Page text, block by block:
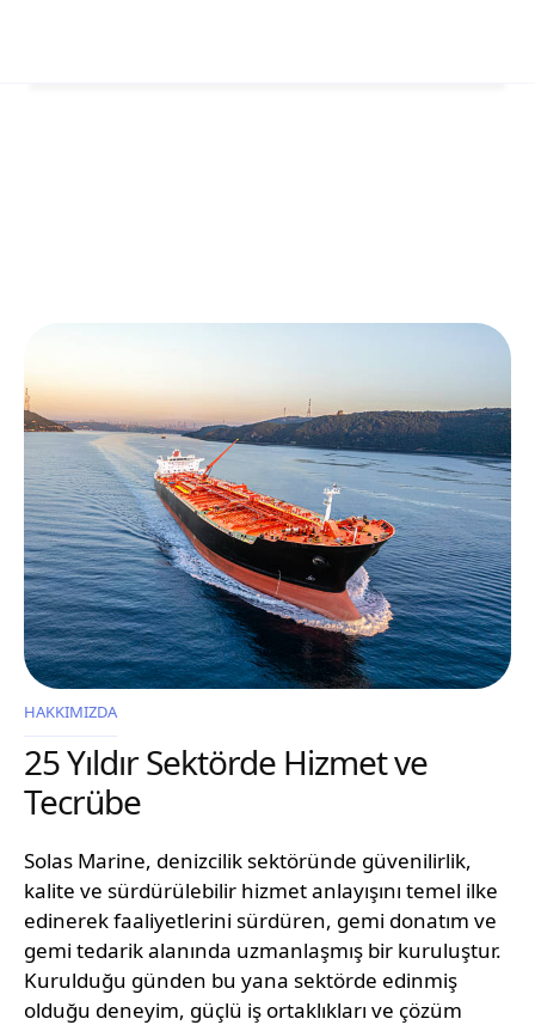
HAKKIMIZDA
25 Yıldır Sektörde Hizmet ve
Tecrübe
Solas Marine, denizcilik sektöründe güvenilirlik,
kalite ve sürdürülebilir hizmet anlayışını temel ilke
edinerek faaliyetlerini sürdüren, gemi donatım ve
gemi tedarik alanında uzmanlaşmış bir kuruluştur.
Kurulduğu günden bu yana sektörde edinmiş
olduğu deneyim, güçlü iş ortaklıkları ve çözüm